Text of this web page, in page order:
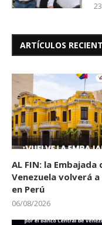
ARTÍCULOS
AL FIN: la Embajada
Venezuela volverá
en Perú
06/08/2026